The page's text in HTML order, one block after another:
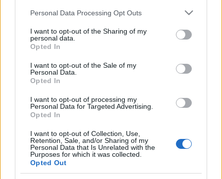
Please note that this website/app uses one or more Google
not limited to your visit or usage behaviour. You may click to
grant or deny consent to Google and its third-party tags to
use your data for below specified purposes in below Google
consent section.
Personal Data Processing Opt Outs
I want to opt-out of the Sharing of my
personal data.
Opted In
I want to opt-out of the Sale of my
Personal Data.
Opted In
I want to opt-out of processing my
Personal Data for Targeted Advertising.
Opted In
I want to opt-out of Collection, Use,
Retention, Sale, and/or Sharing of my
Personal Data that Is Unrelated with the
Purposes for which it was collected.
Opted Out
Számtalan írás született már arról, hogy vajon mely
történelmi alakok és helyzetek, helyszínek és
könyvsorozatának, A tűz és jég dalának (avagy a
Trónok harcának) atyját, George R.R. Martint. Sok
történész is beszállt a…